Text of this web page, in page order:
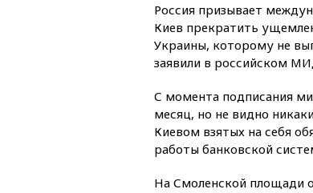
Россия призывает
Киев прекратить
Украины, которому не
заявили в российском
С момента подписания
месяц, но не видно
Киевом взятых на себя
работы банковской
На Смоленской площади